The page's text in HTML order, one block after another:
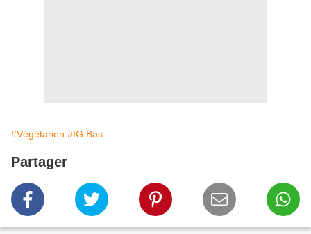
#Végétarien #IG Bas
Partager